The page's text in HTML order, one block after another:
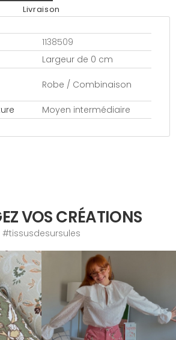
Livraison
1138509
Largeur de 0 cm
Robe / Combinaison
Moyen intermédiaire
VOS CRÉATIONS
#tissusdesursules